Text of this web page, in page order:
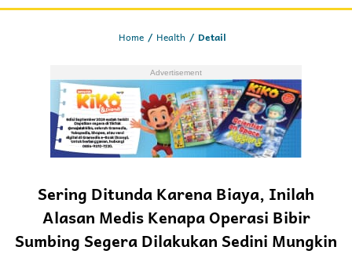
Home Health Detail
Sering Ditunda Karena Biaya, Inilah
Alasan Medis Kenapa Operasi Bibir
Sumbing Segera Dilakukan Sedini Mungkin